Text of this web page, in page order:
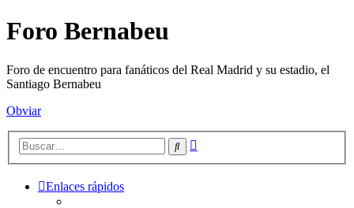
Foro Bernabeu
Foro de encuentro para fanáticos del Real Madrid y su estadio, el
Santiago Bernabeu
Obviar
Buscar
Enlaces rápidos